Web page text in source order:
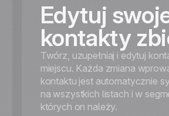
Edytuj
kontakty
Twórz, uzupełniaj i edytuj
miejscu. Każda zmiana
kontaktu jest automatycznie
na wszystkich listach i w
których on należy.